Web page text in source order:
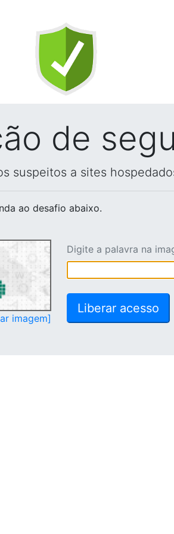
de
suspeitos a sites
ao desafio abaixo.
imagem]
Digite a palavra na